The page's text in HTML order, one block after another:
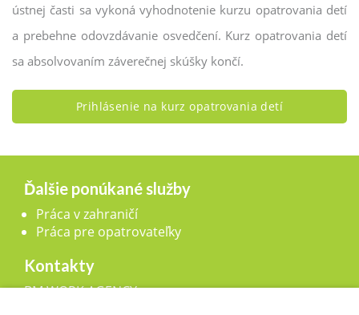
ústnej časti sa vykoná vyhodnotenie kurzu opatrovania detí
a prebehne odovzdávanie osvedčení. Kurz opatrovania detí
sa absolvovaním záverečnej skúšky končí.
Prihlásenie na kurz opatrovania detí
Ďalšie ponúkané služby
Práca v zahraničí
Práca pre opatrovateľky
Kontakty
BM WORK AGENCY, s.r.o.,